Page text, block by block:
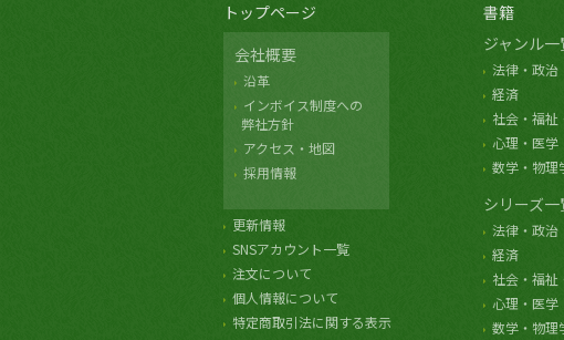
トップページ
会社概要
沿革
インボイス制度への
弊社方針
アクセス・地図
採用情報
更新情報
SNSアカウント一覧
注文について
個人情報について
特定商取引法に関する表示
書籍
ジャンル一
法律・政治
経済
社会・福祉
心理・医学
数学・物理
シリーズ一
法律・政治
経済
社会・福祉
心理・医学
数学・物理